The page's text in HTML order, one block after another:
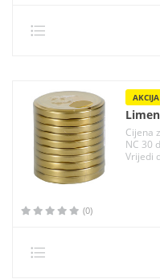
Cijena
NC 30
Vrijedi
(0)